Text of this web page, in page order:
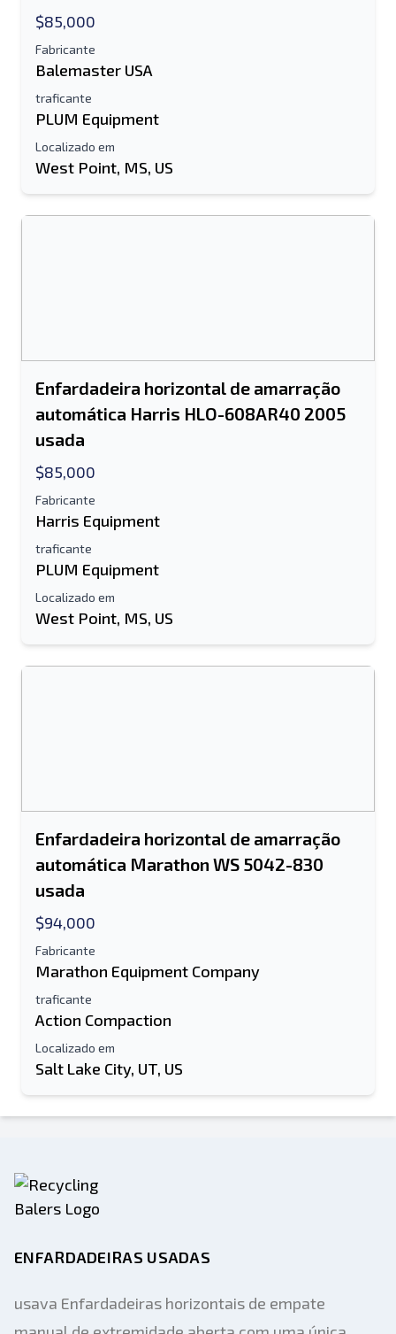
$85,000
Fabricante
Balemaster USA
traficante
PLUM Equipment
Localizado em
West Point, MS, US
Enfardadeira horizontal de amarração
automática Harris HLO-608AR40 2005
usada
$85,000
Fabricante
Harris Equipment
traficante
PLUM Equipment
Localizado em
West Point, MS, US
Enfardadeira horizontal de amarração
automática Marathon WS 5042-830
usada
$94,000
Fabricante
Marathon Equipment Company
traficante
Action Compaction
Localizado em
Salt Lake City, UT, US
ENFARDADEIRAS USADAS
usava Enfardadeiras horizontais de empate